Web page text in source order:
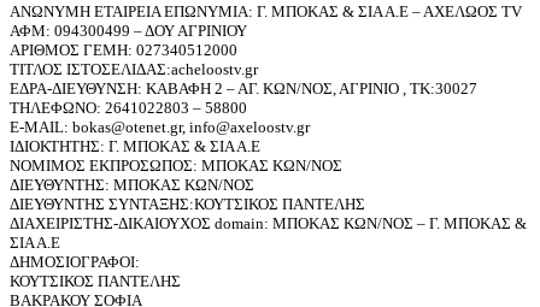
ΑΝΩΝΥΜΗ ΕΤΑΙΡΕΙΑ ΕΠΩΝΥΜΙΑ: Γ. ΜΠΟΚΑΣ & ΣΙΑ Α.Ε – ΑΧΕΛΩΟΣ TV
ΑΦΜ: 094300499 – ΔΟΥ ΑΓΡΙΝΙΟΥ
ΑΡΙΘΜΟΣ ΓΕΜΗ: 027340512000
ΤΙΤΛΟΣ ΙΣΤΟΣΕΛΙΔΑΣ:acheloostv.gr
ΕΔΡΑ-ΔΙΕΥΘΥΝΣΗ: ΚΑΒΑΦΗ 2 – ΑΓ. ΚΩΝ/ΝΟΣ, ΑΓΡΙΝΙΟ , ΤΚ:30027
ΤΗΛΕΦΩΝΟ: 2641022803 – 58800
E-MAIL: bokas@otenet.gr, info@axeloostv.gr
ΙΔΙΟΚΤΗΤΗΣ: Γ. ΜΠΟΚΑΣ & ΣΙΑ Α.Ε
ΝΟΜΙΜΟΣ ΕΚΠΡΟΣΩΠΟΣ: ΜΠΟΚΑΣ ΚΩΝ/ΝΟΣ
ΔΙΕΥΘΥΝΤΗΣ: ΜΠΟΚΑΣ ΚΩΝ/ΝΟΣ
ΔΙΕΥΘΥΝΤΗΣ ΣΥΝΤΑΞΗΣ:ΚΟΥΤΣΙΚΟΣ ΠΑΝΤΕΛΗΣ
ΔΙΑΧΕΙΡΙΣΤΗΣ-ΔΙΚΑΙΟΥΧΟΣ domain: ΜΠΟΚΑΣ ΚΩΝ/ΝΟΣ – Γ. ΜΠΟΚΑΣ &
ΣΙΑ Α.Ε
ΔΗΜΟΣΙΟΓΡΑΦΟΙ:
ΚΟΥΤΣΙΚΟΣ ΠΑΝΤΕΛΗΣ
ΒΑΚΡΑΚΟΥ ΣΟΦΙΑ